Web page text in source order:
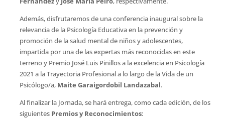
Además, disfrutaremos de una conferencia inaugural sobre la
relevancia de la Psicología Educativa en la prevención y
promoción de la salud mental de niños y adolescentes,
impartida por una de las expertas más reconocidas en este
terreno y Premio José Luis Pinillos a la excelencia en Psicología
2021 a la Trayectoria Profesional a lo largo de la Vida de un
Psicólogo/a, Maite Garaigordobil Landazabal.
Al finalizar la Jornada, se hará entrega, como cada edición, de los
siguientes Premios y Reconocimientos: